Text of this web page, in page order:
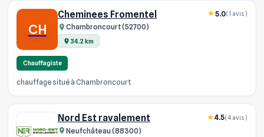
CH
Cheminees Fromentel
Chambroncourt (52700)
34.2 km
5.0(1 avis)
Chauffagiste
chauffage situé à Chambroncourt
Nord Est ravalement
Neufchâteau (88300)
4.5(4 avis)